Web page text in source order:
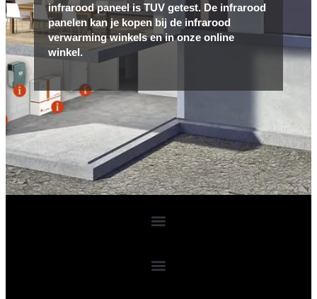
infrarood paneel is TUV getest. De infrarood
panelen kan je kopen bij de infrarood
verwarming winkels en in onze online
winkel.